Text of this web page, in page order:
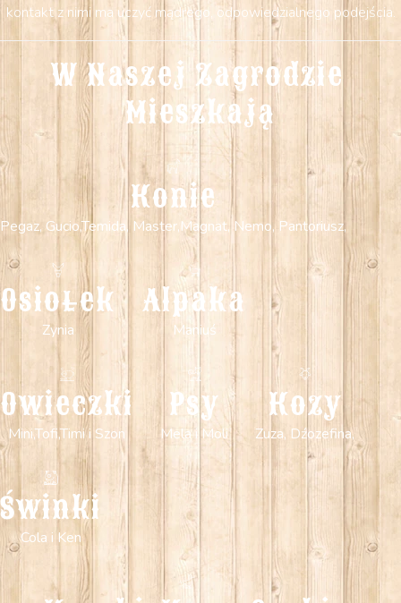
kontakt z nimi ma uczyć mądrego, odpowiedzialnego podejścia.
W Naszej Zagrodzie
Mieszkają
Konie
Pegaz, Gucio,Temida, Master,Magnat, Nemo, Pantoriusz,
Osiołek
Zynia
Alpaka
Maniuś
Owieczki
Mini,Tofi,Timi i Szon
Psy
Mela i Moli
Kozy
Zuza, Dźozefina,
Świnki
Cola i Ken